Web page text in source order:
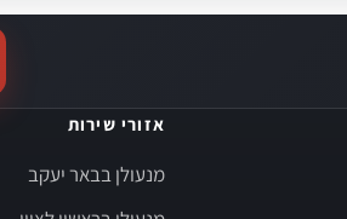
אזורי שירות
מנעולן בבאר יעקב